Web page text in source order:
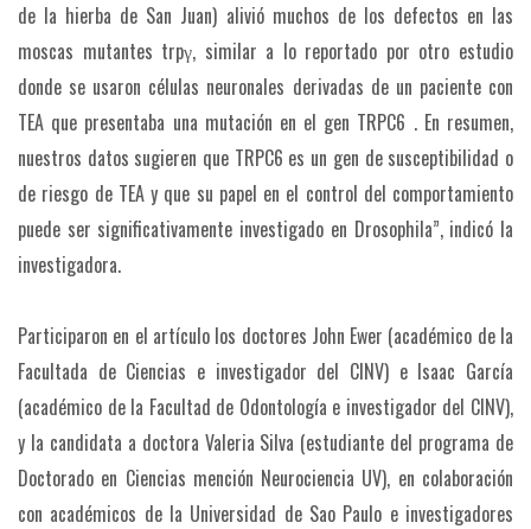
de la hierba de San Juan) alivió muchos de los defectos en las
moscas mutantes trpγ, similar a lo reportado por otro estudio
donde se usaron células neuronales derivadas de un paciente con
TEA que presentaba una mutación en el gen TRPC6 . En resumen,
nuestros datos sugieren que TRPC6 es un gen de susceptibilidad o
de riesgo de TEA y que su papel en el control del comportamiento
puede ser significativamente investigado en Drosophila”, indicó la
investigadora.
Participaron en el artículo los doctores John Ewer (académico de la
Facultada de Ciencias e investigador del CINV) e Isaac García
(académico de la Facultad de Odontología e investigador del CINV),
y la candidata a doctora Valeria Silva (estudiante del programa de
Doctorado en Ciencias mención Neurociencia UV), en colaboración
con académicos de la Universidad de Sao Paulo e investigadores